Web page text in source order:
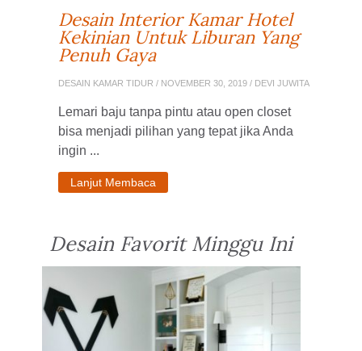
Desain Interior Kamar Hotel
Kekinian Untuk Liburan Yang
Penuh Gaya
DESAIN KAMAR TIDUR / NOVEMBER 30, 2019 / DEVI JUWITA
Lemari baju tanpa pintu atau open closet
bisa menjadi pilihan yang tepat jika Anda
ingin ...
Lanjut Membaca
Desain Favorit Minggu Ini